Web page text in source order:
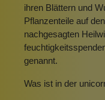
ihren Blättern und
Pflanzenteile auf
nachgesagten
genannt.
Was ist in der